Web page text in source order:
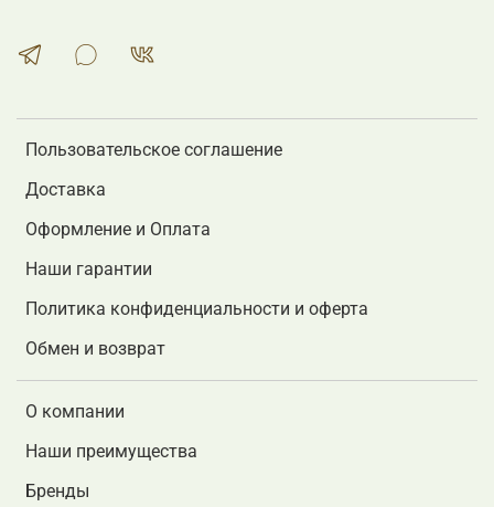
Пользовательское соглашение
Доставка
Оформление и Оплата
Наши гарантии
Политика конфиденциальности и оферта
Обмен и возврат
О компании
Наши преимущества
Бренды